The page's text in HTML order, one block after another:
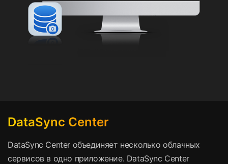
DataSync Center
DataSync Center объединяет несколько облачных
сервисов в одно приложение. DataSync Center